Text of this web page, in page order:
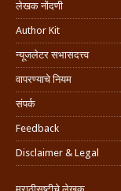
लेखक नोंदणी
Author Kit
न्यूजलेटर सभासदत्त्व
वापरण्याचे नियम
संपर्क
Feedback
Disclaimer & Legal